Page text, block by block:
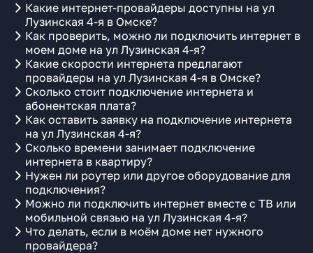
Какие интернет-провайдеры доступны на ул
Лузинская 4-я в Омске?
Как проверить, можно ли подключить интернет в
моем доме на ул Лузинская 4-я?
Какие скорости интернета предлагают
провайдеры на ул Лузинская 4-я в Омске?
Сколько стоит подключение интернета и
абонентская плата?
Как оставить заявку на подключение интернета
на ул Лузинская 4-я?
Сколько времени занимает подключение
интернета в квартиру?
Нужен ли роутер или другое оборудование для
подключения?
Можно ли подключить интернет вместе с ТВ или
мобильной связью на ул Лузинская 4-я?
Что делать, если в моём доме нет нужного
провайдера?